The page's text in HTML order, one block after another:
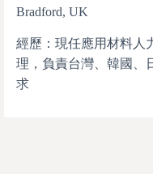
Bradford, UK
經歷：現任應用材料人
理，負責台灣、韓國、
求